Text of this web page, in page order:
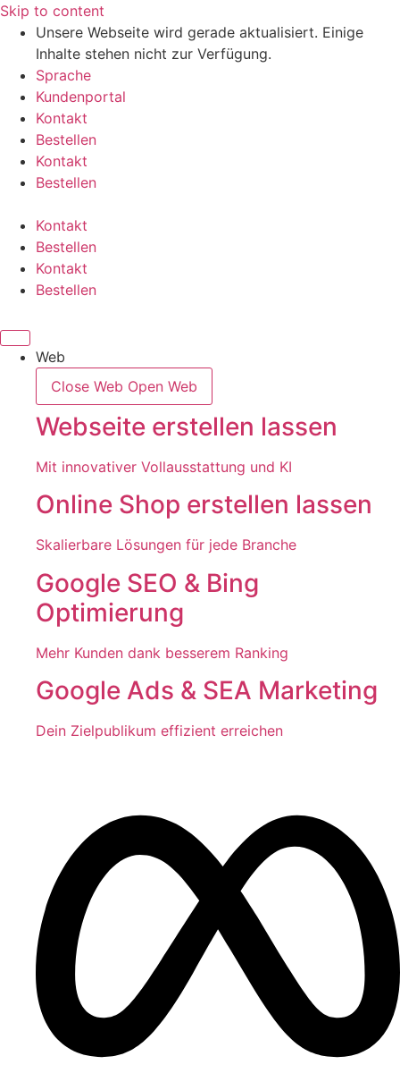
Skip to content
Unsere Webseite wird gerade aktualisiert. Einige
Inhalte stehen nicht zur Verfügung.
Sprache
Kundenportal
Kontakt
Bestellen
Kontakt
Bestellen
Kontakt
Bestellen
Kontakt
Bestellen
Web
Close Web Open Web
Webseite erstellen lassen
Mit innovativer Vollausstattung und KI
Online Shop erstellen lassen
Skalierbare Lösungen für jede Branche
Google SEO & Bing
Optimierung
Mehr Kunden dank besserem Ranking
Google Ads & SEA Marketing
Dein Zielpublikum effizient erreichen